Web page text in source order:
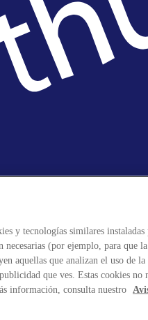
y tecnologías similares
necesarias (por ejemplo, para que
aquellas que analizan el uso de la
que ves. Estas cookies no
información, consulta nuestro